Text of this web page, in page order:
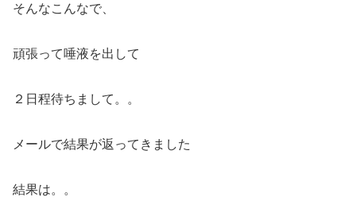
そんなこんなで、
頑張って唾液を出して
２日程待ちまして。。
メールで結果が返ってきました
結果は。。